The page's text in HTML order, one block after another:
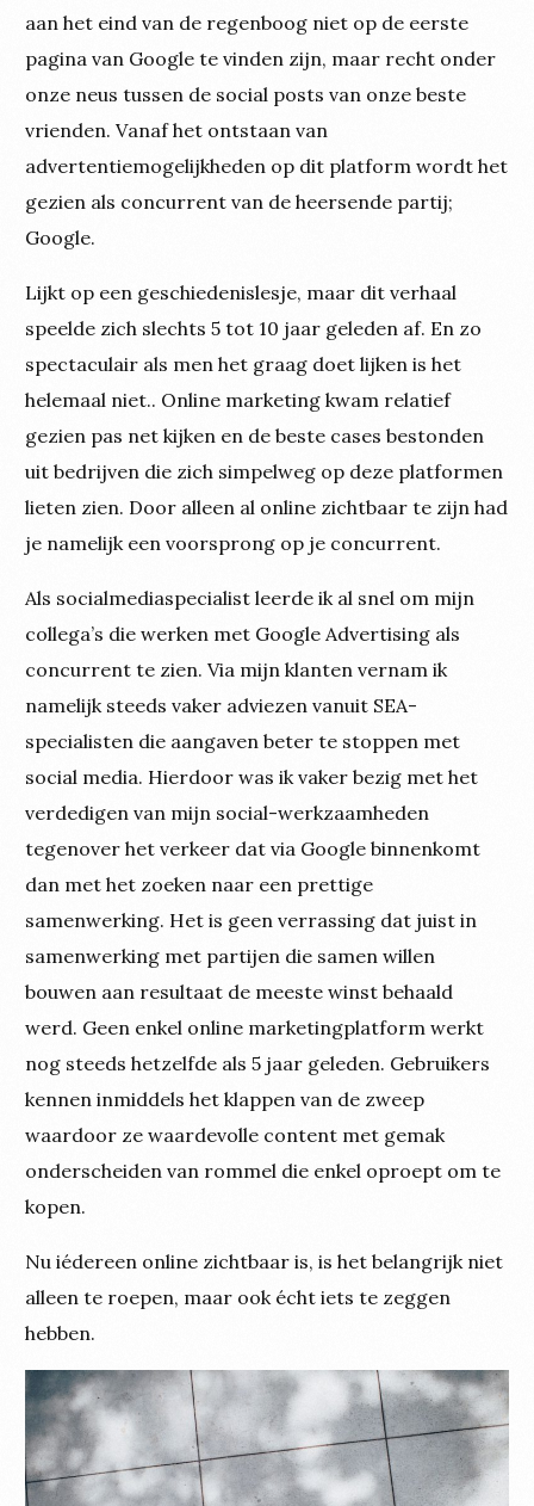
aan het eind van de regenboog niet op de eerste
pagina van Google te vinden zijn, maar recht onder
onze neus tussen de social posts van onze beste
vrienden. Vanaf het ontstaan van
advertentiemogelijkheden op dit platform wordt het
gezien als concurrent van de heersende partij;
Google.
Lijkt op een geschiedenislesje, maar dit verhaal
speelde zich slechts 5 tot 10 jaar geleden af. En zo
spectaculair als men het graag doet lijken is het
helemaal niet.. Online marketing kwam relatief
gezien pas net kijken en de beste cases bestonden
uit bedrijven die zich simpelweg op deze platformen
lieten zien. Door alleen al online zichtbaar te zijn had
je namelijk een voorsprong op je concurrent.
Als socialmediaspecialist leerde ik al snel om mijn
collega’s die werken met Google Advertising als
concurrent te zien. Via mijn klanten vernam ik
namelijk steeds vaker adviezen vanuit SEA-
specialisten die aangaven beter te stoppen met
social media. Hierdoor was ik vaker bezig met het
verdedigen van mijn social-werkzaamheden
tegenover het verkeer dat via Google binnenkomt
dan met het zoeken naar een prettige
samenwerking. Het is geen verrassing dat juist in
samenwerking met partijen die samen willen
bouwen aan resultaat de meeste winst behaald
werd. Geen enkel online marketingplatform werkt
nog steeds hetzelfde als 5 jaar geleden. Gebruikers
kennen inmiddels het klappen van de zweep
waardoor ze waardevolle content met gemak
onderscheiden van rommel die enkel oproept om te
kopen.
Nu iédereen online zichtbaar is, is het belangrijk niet
alleen te roepen, maar ook écht iets te zeggen
hebben.